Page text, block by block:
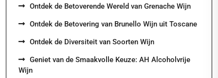
Ontdek de Betoverende Wereld van Grenache Wijn
Ontdek de Betovering van Brunello Wijn uit Toscane
Ontdek de Diversiteit van Soorten Wijn
Geniet van de Smaakvolle Keuze: AH Alcoholvrije
Wijn